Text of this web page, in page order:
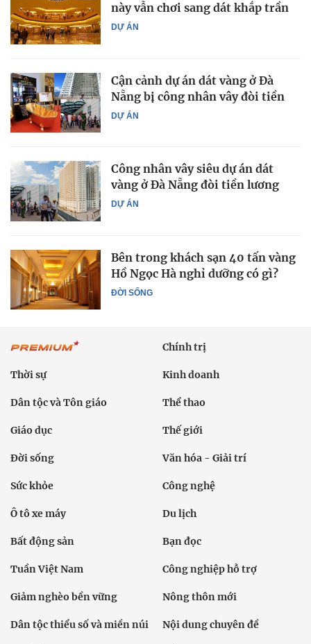
DỰ ÁN
này vẫn chơi sang dát khắp trần
DỰ ÁN
Cận cảnh dự án dát vàng ở Đà
Nẵng bị công nhân vây đòi tiền
DỰ ÁN
Công nhân vây siêu dự án dát
vàng ở Đà Nẵng đòi tiền lương
ĐỜI SỐNG
Bên trong khách sạn 40 tấn vàng
Hồ Ngọc Hà nghỉ dưỡng có gì?
Chính trị
Thời sự Kinh doanh
Dân tộc và Tôn giáo Thể thao
Giáo dục Thế giới
Đời sống Văn hóa - Giải trí
Sức khỏe Công nghệ
Ô tô xe máy Du lịch
Bất động sản Bạn đọc
Tuần Việt Nam Công nghiệp hỗ trợ
Giảm nghèo bền vững Nông thôn mới
Dân tộc thiểu số và miền núi Nội dung chuyên đề